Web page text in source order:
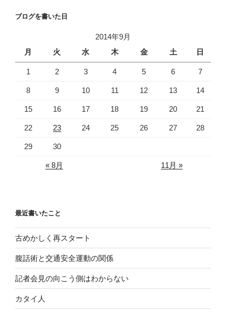
ブログを書いた日
2014年9月
月
火 水 木 金 土 日
1 2 3 4 5 6 7
8 9 10 11 12 13 14
15 16 17 18 19 20 21
22 23 24 25 26 27 28
29 30
« 8月 11月 »
最近書いたこと
古めかしく再スタート
腹話術と交通安全運動の関係
記者会見の向こう側はわからない
カタイ人